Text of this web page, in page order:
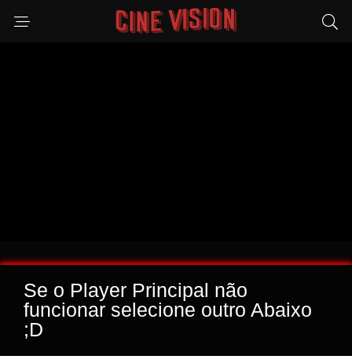
Se o Player Principal não
funcionar selecione outro Abaixo
;D